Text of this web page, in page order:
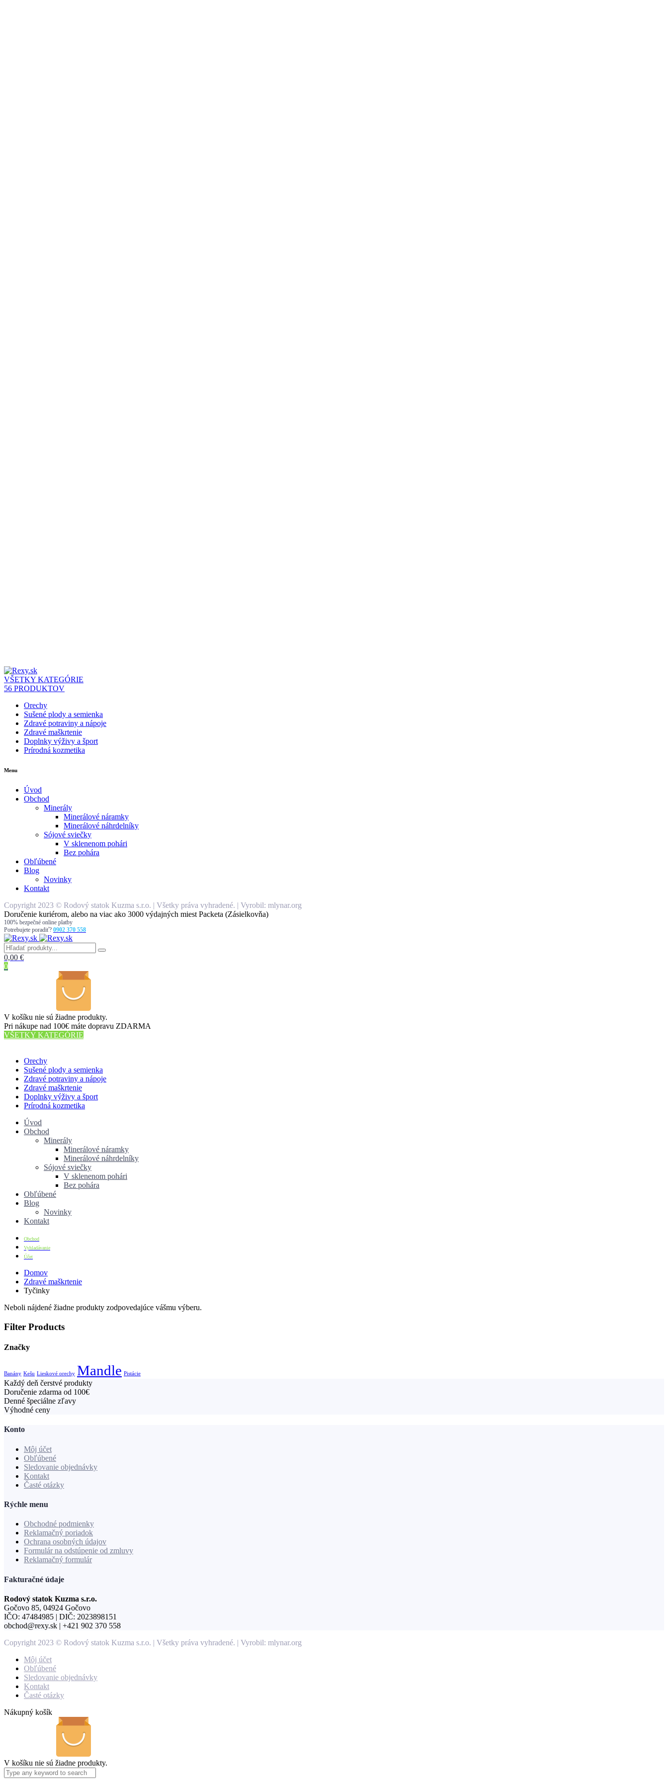
VŠETKY KATEGÓRIE
56 PRODUKTOV
Orechy
Sušené plody a semienka
Zdravé potraviny a nápoje
Zdravé maškrtenie
Doplnky výživy a šport
Prírodná kozmetika
Menu
Úvod
Obchod
Minerály
Minerálové náramky
Minerálové náhrdelníky
Sójové sviečky
V sklenenom pohári
Bez pohára
Obľúbené
Blog
Novinky
Kontakt
Copyright 2023 © Rodový statok Kuzma s.r.o. | Všetky práva vyhradené. | Vyrobil: mlynar.org
Doručenie kuriérom, alebo na viac ako 3000 výdajných miest Packeta (Zásielkovňa)
100% bezpečné online platby
Potrebujete poradiť? 0902 370 558
0,00 €
0
V košíku nie sú žiadne produkty.
Pri nákupe nad 100€ máte dopravu ZDARMA
VŠETKY KATEGÓRIE
Orechy
Sušené plody a semienka
Zdravé potraviny a nápoje
Zdravé maškrtenie
Doplnky výživy a šport
Prírodná kozmetika
Úvod
Obchod
Minerály
Minerálové náramky
Minerálové náhrdelníky
Sójové sviečky
V sklenenom pohári
Bez pohára
Obľúbené
Blog
Novinky
Kontakt
Obchod
Vyhladávanie
Účet
Domov
Zdravé maškrtenie
Tyčinky
Neboli nájdené žiadne produkty zodpovedajúce vášmu výberu.
Filter Products
Značky
Banány Kešu Lieskové orechy Mandle Pistácie
Každý deň čerstvé produkty
Doručenie zdarma od 100€
Denné špeciálne zľavy
Výhodné ceny
Konto
Môj účet
Obľúbené
Sledovanie objednávky
Kontakt
Časté otázky
Rýchle menu
Obchodné podmienky
Reklamačný poriadok
Ochrana osobných údajov
Formulár na odstúpenie od zmluvy
Reklamačný formulár
Fakturačné údaje
Rodový statok Kuzma s.r.o.
Gočovo 85, 04924 Gočovo
IČO: 47484985 | DIČ: 2023898151
obchod@rexy.sk | +421 902 370 558
Copyright 2023 © Rodový statok Kuzma s.r.o. | Všetky práva vyhradené. | Vyrobil: mlynar.org
Môj účet
Obľúbené
Sledovanie objednávky
Kontakt
Časté otázky
Nákupný košík
V košíku nie sú žiadne produkty.